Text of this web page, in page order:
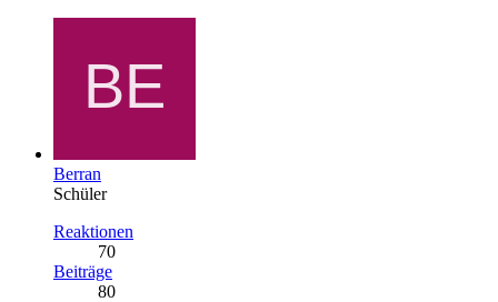
Berran
Schüler
Reaktionen
70
Beiträge
80